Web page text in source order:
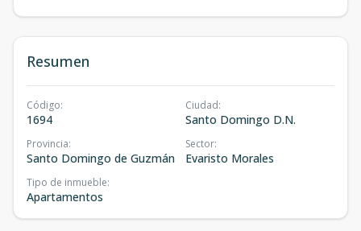
Resumen
Código:
1694
Ciudad:
Santo Domingo D.N.
Provincia:
Santo Domingo de Guzmán
Sector:
Evaristo Morales
Tipo de inmueble:
Apartamentos